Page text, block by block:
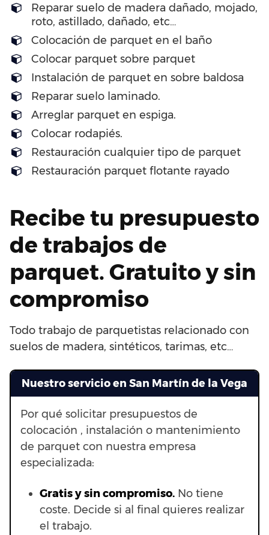
Reparar suelo de madera dañado, mojado,
roto, astillado, dañado, etc…
Colocación de parquet en el baño
Colocar parquet sobre parquet
Instalación de parquet en sobre baldosa
Reparar suelo laminado.
Arreglar parquet en espiga.
Colocar rodapiés.
Restauración cualquier tipo de parquet
Restauración parquet flotante rayado
Recibe tu presupuesto
de trabajos de
parquet. Gratuito y sin
compromiso
Todo trabajo de parquetistas relacionado con
suelos de madera, sintéticos, tarimas, etc…
Nuestro servicio en San Martín de la Vega
Por qué solicitar presupuestos de
colocación , instalación o mantenimiento
de parquet con nuestra empresa
especializada:
Gratis y sin compromiso. No tiene
coste. Decide si al final quieres realizar
el trabajo.